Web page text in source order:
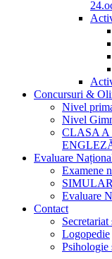
Concursuri &
Nivel
Nivel
CLASA A
Evaluare
Examene
Evaluare
Contact
Logopedie
Psihologie